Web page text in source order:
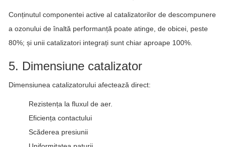
Conținutul componentei active al catalizatorilor de descompunere
a ozonului de înaltă performanță poate atinge, de obicei, peste
80%; și unii catalizatori integrați sunt chiar aproape 100%.
5. Dimensiune catalizator
Dimensiunea catalizatorului afectează direct:
Rezistența la fluxul de aer.
Eficiența contactului
Scăderea presiunii